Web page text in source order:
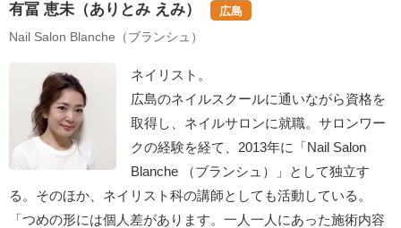
有冨 恵未（ありとみ えみ） 広島
Nail Salon Blanche（ブランシュ）
ネイリスト。
広島のネイルスクールに通いながら資格を
取得し、ネイルサロンに就職。サロンワー
クの経験を経て、2013年に「Nail Salon
Blanche （ブランシュ）」として独立す
る。そのほか、ネイリスト科の講師としても活動している。
「つめの形には個人差があります。一人一人にあった施術内容